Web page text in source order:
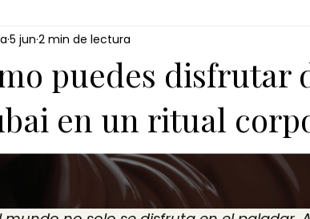
spa Spa capilar
matcha masaje de jengibre
masaje chino de jengibre masaje de
puedes disfrutar
en un ritual
5 jun 2 min de lectura